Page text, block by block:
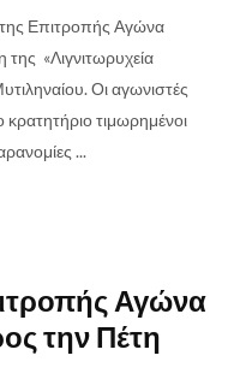
Επιτροπής Αγώνα
«Λιγνιτωρυχεία
Οι αγωνιστές
τιμωρημένοι
...
Αγώνα
την Πέτη